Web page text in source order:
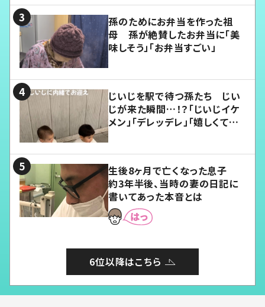
孫のためにお弁当を作った祖
母 孫が絶賛したお弁当に「美
味しそう」「お弁当すごい」
じいじを駅で待つ孫たち じい
じが来た瞬間…！？「じいじイケ
メン」「デレッデレ」「嬉しくて可
生後8ヶ月で亡くなった息子
約3年半後、当時の妻の日記に
書いてあった本音とは
6位以降はこちら